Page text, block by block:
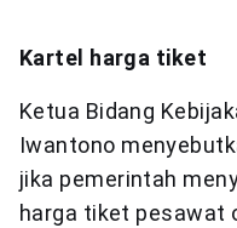
Kartel harga tiket
Ketua Bidang
Iwantono
jika pemerintah
harga tiket pesawat